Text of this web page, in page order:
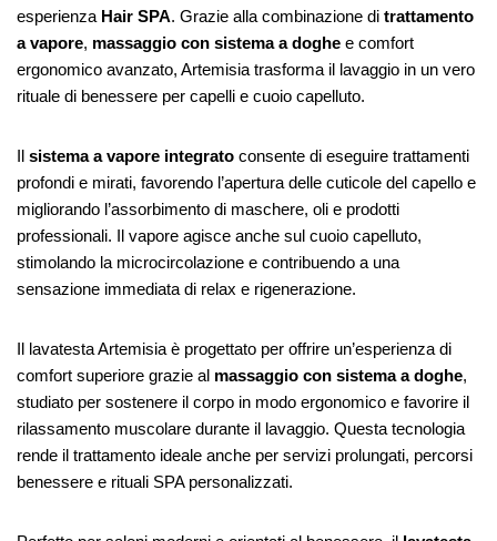
esperienza Hair SPA. Grazie alla combinazione di trattamento
a vapore, massaggio con sistema a doghe e comfort
ergonomico avanzato, Artemisia trasforma il lavaggio in un vero
rituale di benessere per capelli e cuoio capelluto.
Il sistema a vapore integrato consente di eseguire trattamenti
profondi e mirati, favorendo l’apertura delle cuticole del capello e
migliorando l’assorbimento di maschere, oli e prodotti
professionali. Il vapore agisce anche sul cuoio capelluto,
stimolando la microcircolazione e contribuendo a una
sensazione immediata di relax e rigenerazione.
Il lavatesta Artemisia è progettato per offrire un’esperienza di
comfort superiore grazie al massaggio con sistema a doghe,
studiato per sostenere il corpo in modo ergonomico e favorire il
rilassamento muscolare durante il lavaggio. Questa tecnologia
rende il trattamento ideale anche per servizi prolungati, percorsi
benessere e rituali SPA personalizzati.